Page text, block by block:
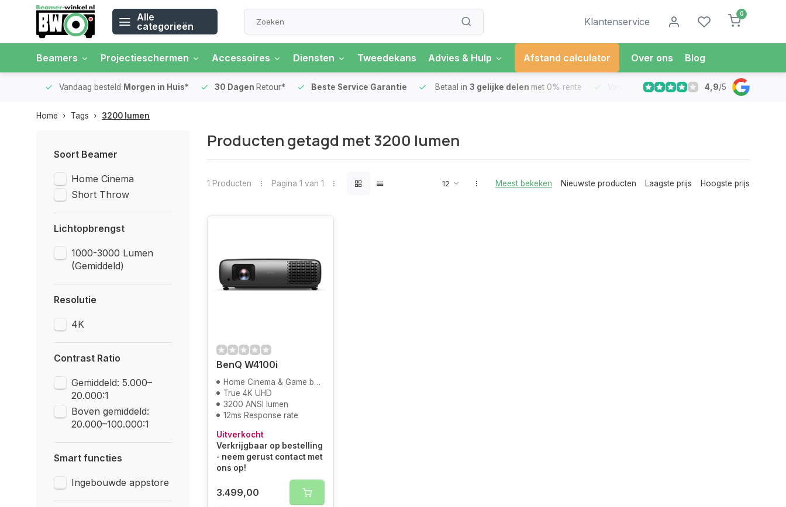
Alle
categorieën
Klantenservice
0
Beamers Projectieschermen Accessoires Diensten Tweedekans Advies & Hulp Afstand calculator Over ons Blog
Vandaag besteld Morgen in Huis* 30 DagenRetour* Beste Service Garantie Betaal in 3 gelijke delenmet 0% rente Vandaag besteldMorgen in Huis*
4,9/5
Home Tags 3200 lumen
Soort Beamer
Home Cinema
Short Throw
Lichtopbrengst
1000-3000 Lumen
(Gemiddeld)
Resolutie
4K
Contrast Ratio
Gemiddeld: 5.000–
20.000:1
Boven gemiddeld:
20.000–100.000:1
Smart functies
Ingebouwde appstore
Producten getagd met 3200 lumen
1 Producten Pagina 1 van 1 Meest bekeken Nieuwste producten Laagste prijs Hoogste prijs
BenQ W4100i
Home Cinema & Game beamer
True 4K UHD
3200 ANSI lumen
12ms Response rate
Uitverkocht
Verkrijgbaar op bestelling
- neem gerust contact met
ons op!
3.499,00